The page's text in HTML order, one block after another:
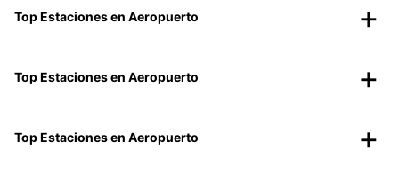
Top Estaciones en Aeropuerto
Top Estaciones en Aeropuerto
Top Estaciones en Aeropuerto